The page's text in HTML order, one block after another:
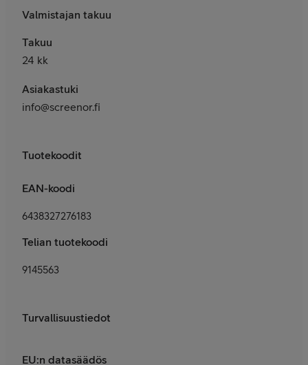
Valmistajan takuu
Takuu
24 kk
Asiakastuki
info@screenor.fi
Tuotekoodit
EAN-koodi
6438327276183
Telian tuotekoodi
9145563
Turvallisuustiedot
EU:n datasäädös